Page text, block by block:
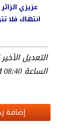
عزيزي
انتهاك فلا
الساعة 08:40 AM
إضافة